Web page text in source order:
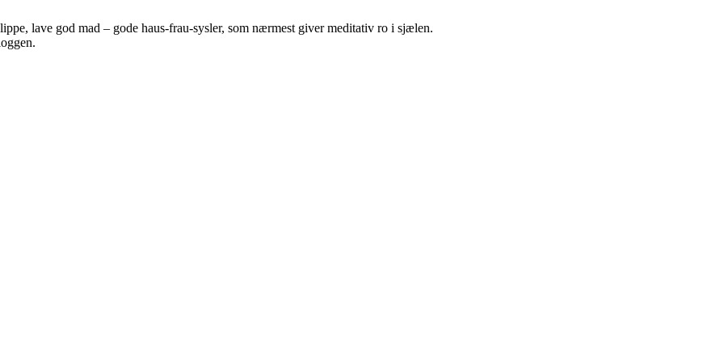
lave god mad – gode haus-frau-sysler, som nærmest giver meditativ ro i sjælen.